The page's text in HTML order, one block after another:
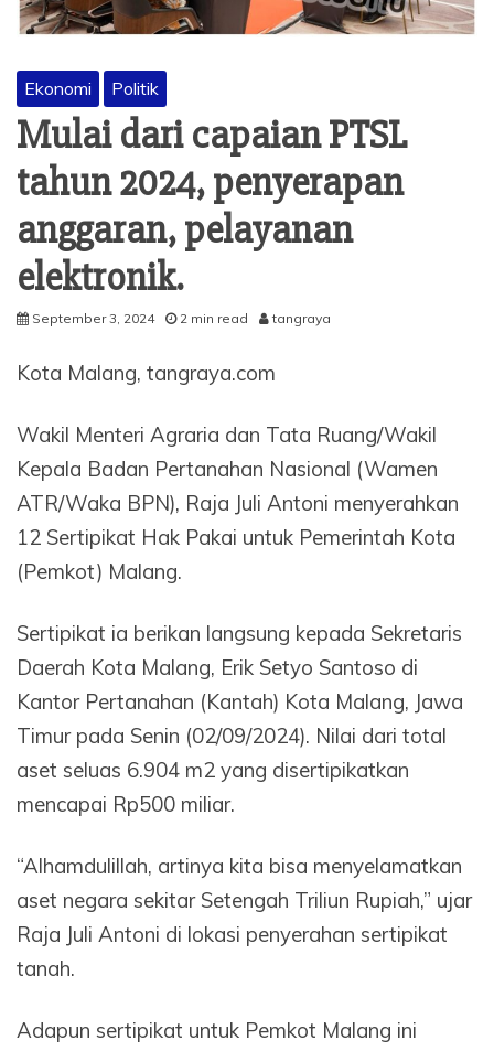
Ekonomi Politik
Mulai dari capaian PTSL
tahun 2024, penyerapan
anggaran, pelayanan
elektronik.
September 3, 2024 2 min read tangraya
Kota Malang, tangraya.com
Wakil Menteri Agraria dan Tata Ruang/Wakil
Kepala Badan Pertanahan Nasional (Wamen
ATR/Waka BPN), Raja Juli Antoni menyerahkan
12 Sertipikat Hak Pakai untuk Pemerintah Kota
(Pemkot) Malang.
Sertipikat ia berikan langsung kepada Sekretaris
Daerah Kota Malang, Erik Setyo Santoso di
Kantor Pertanahan (Kantah) Kota Malang, Jawa
Timur pada Senin (02/09/2024). Nilai dari total
aset seluas 6.904 m2 yang disertipikatkan
mencapai Rp500 miliar.
“Alhamdulillah, artinya kita bisa menyelamatkan
aset negara sekitar Setengah Triliun Rupiah,” ujar
Raja Juli Antoni di lokasi penyerahan sertipikat
tanah.
Adapun sertipikat untuk Pemkot Malang ini